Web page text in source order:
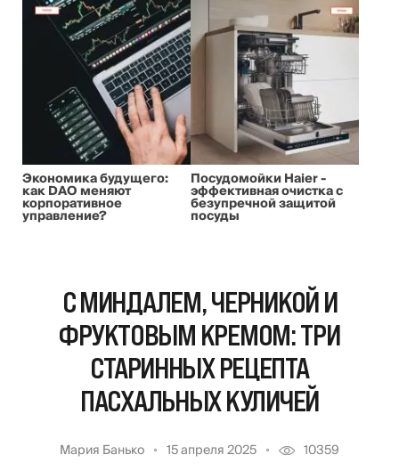
Экономика будущего:
как DAO меняют
корпоративное
управление?
Посудомойки Haier -
эффективная очистка с
безупречной защитой
посуды
С МИНДАЛЕМ, ЧЕРНИКОЙ И
ФРУКТОВЫМ КРЕМОМ: ТРИ
СТАРИННЫХ РЕЦЕПТА
ПАСХАЛЬНЫХ КУЛИЧЕЙ
Мария Банько 15 апреля 2025 10359